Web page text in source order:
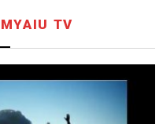
MYAIU TV